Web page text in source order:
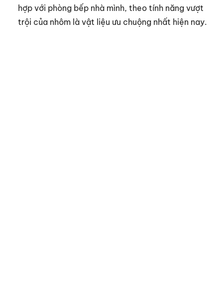
hợp với phòng bếp nhà mình, theo tính năng vượt
trội của nhôm là vật liệu ưu chuộng nhất hiện nay.